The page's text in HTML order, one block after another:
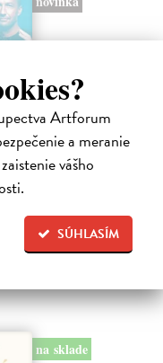
Artforum
a meranie
vášho
SÚHLASÍM
na sklade